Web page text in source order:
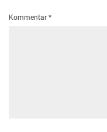
Kommentar *